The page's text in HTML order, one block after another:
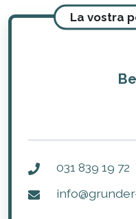
La vostra
031 839 19 72